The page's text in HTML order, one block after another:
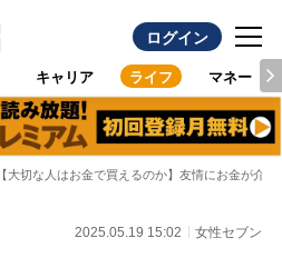
ログイン
キャリア ライフ マネー
【大切な人はお金で買えるのか】友情にお金が介
2025.05.19 15:02 女性セブン